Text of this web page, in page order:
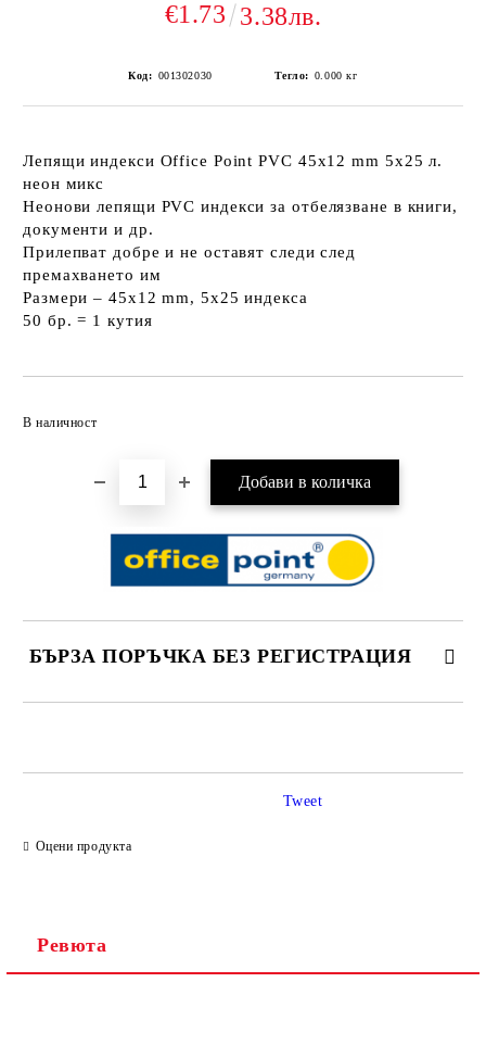
€1.73 3.38лв.
Код: 001302030 Тегло: 0.000 кг
Лепящи индекси Office Point PVC 45х12 mm 5x25 л.
неон микс
Неонови лепящи PVC индекси за отбелязване в книги,
документи и др.
Прилепват добре и не оставят следи след
премахването им
Размери – 45x12 mm, 5x25 индекса
50 бр. = 1 кутия
В наличност
БЪРЗА ПОРЪЧКА БЕЗ РЕГИСТРАЦИЯ
Оцени продукта
Tweet
Ревюта